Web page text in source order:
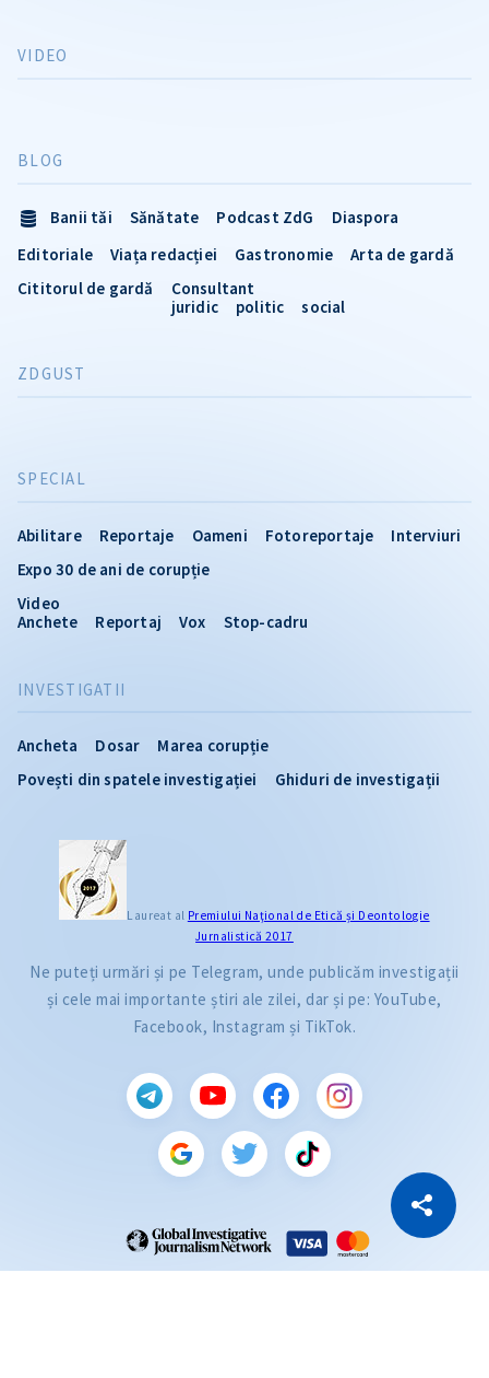
Copiază Link
INVESTIGATII
Ancheta Dosar
Marea corupție
Povești din spatele investigației
Ghiduri de investigații
VIDEO
SPECIAL
Abilitare Reportaje Oameni Fotoreportaje
Interviuri
Expo 30 de ani de corupție
Video
Anchete
Reportaj Vox Stop-cadru
BLOG
Banii tăi Sănătate Podcast ZdG
Diaspora
Editoriale
Viața redacției Gastronomie
Arta de gardă
Cititorul de gardă
Consultant
juridic
politic social
ZDGUST
Laureat al Premiului Naţional de Etică și Deontologie
Jurnalistică 2017
Ne puteți urmări și pe Telegram, unde publicăm investigații
și cele mai importante știri ale zilei, dar și pe: YouTube,
Facebook, Instagram și TikTok.